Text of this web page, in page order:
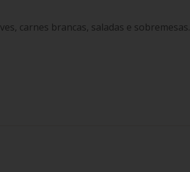
carnes brancas, saladas e sobremesas.